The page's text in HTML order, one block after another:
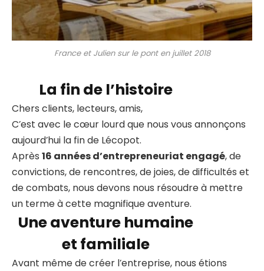
France et Julien sur le pont en juillet 2018
La fin de l’histoire
Chers clients, lecteurs, amis,
C’est avec le cœur lourd que nous vous annonçons
aujourd’hui la fin de Lécopot.
Après 16 années d’entrepreneuriat engagé, de
convictions, de rencontres, de joies, de difficultés et
de combats, nous devons nous résoudre à mettre
un terme à cette magnifique aventure.
Une aventure humaine
et familiale
Avant même de créer l’entreprise, nous étions